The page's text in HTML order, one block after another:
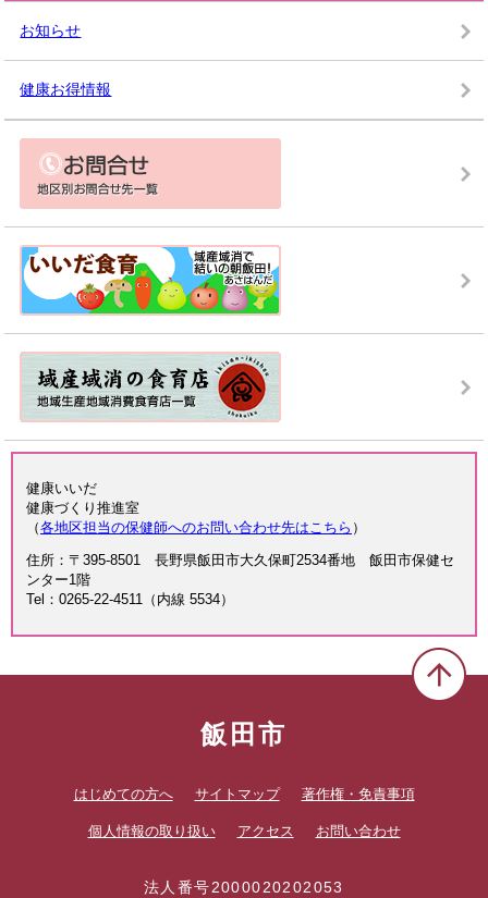
お知らせ
健康お得情報
健康いいだ
健康づくり推進室
（各地区担当の保健師へのお問い合わせ先はこちら ）
住所：〒395-8501 長野県飯田市大久保町2534番地 飯田市保健セ
ンター1階
Tel：0265-22-4511（内線 5534）
飯田市
はじめての方へ サイトマップ 著作権・免責事項
個人情報の取り扱い アクセス お問い合わせ
法人番号2000020202053